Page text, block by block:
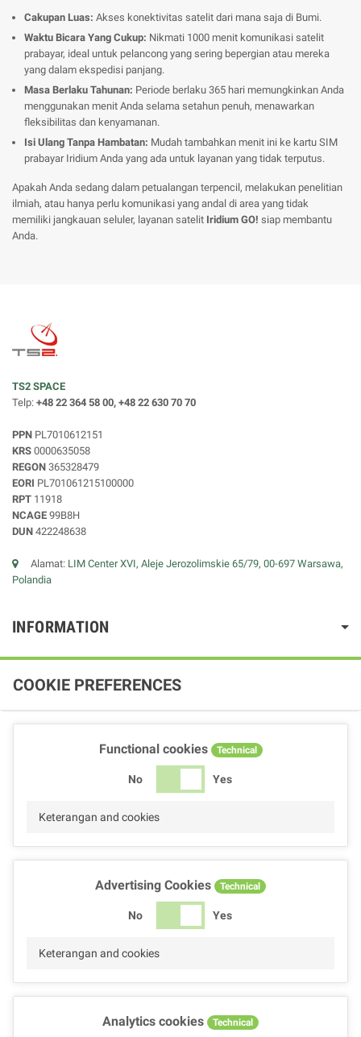
Cakupan Luas: Akses konektivitas satelit dari mana saja di Bumi.
Waktu Bicara Yang Cukup: Nikmati 1000 menit komunikasi satelit
prabayar, ideal untuk pelancong yang sering bepergian atau mereka
yang dalam ekspedisi panjang.
Masa Berlaku Tahunan: Periode berlaku 365 hari memungkinkan Anda
menggunakan menit Anda selama setahun penuh, menawarkan
fleksibilitas dan kenyamanan.
Isi Ulang Tanpa Hambatan: Mudah tambahkan menit ini ke kartu SIM
prabayar Iridium Anda yang ada untuk layanan yang tidak terputus.
Apakah Anda sedang dalam petualangan terpencil, melakukan penelitian
ilmiah, atau hanya perlu komunikasi yang andal di area yang tidak
memiliki jangkauan seluler, layanan satelit Iridium GO! siap membantu
Anda.
TS2 SPACE
Telp: +48 22 364 58 00, +48 22 630 70 70
PPN PL7010612151
KRS 0000635058
REGON 365328479
EORI PL701061215100000
RPT 11918
NCAGE 99B8H
DUN 422248638
Alamat: LIM Center XVI, Aleje Jerozolimskie 65/79, 00-697 Warsawa,
Polandia
INFORMATION
COOKIE PREFERENCES
Functional cookies Technical
No Yes
Keterangan and cookies
Advertising Cookies Technical
No Yes
Keterangan and cookies
Analytics cookies Technical